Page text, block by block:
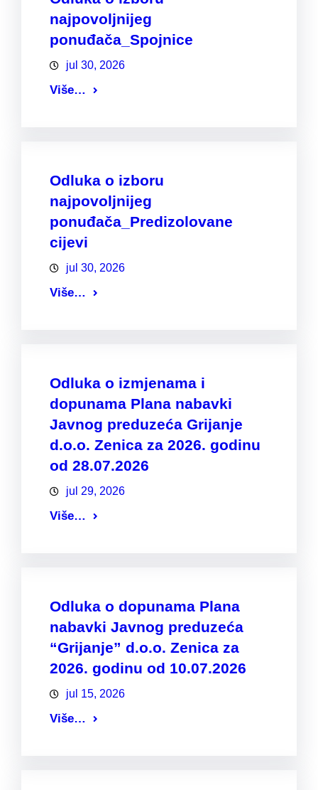
najpovoljnijeg
ponuđača_Spojnice
jul 30, 2026
Više…
Odluka o izboru
najpovoljnijeg
ponuđača_Predizolovane
cijevi
jul 30, 2026
Više…
Odluka o izmjenama i
dopunama Plana nabavki
Javnog preduzeća Grijanje
d.o.o. Zenica za 2026. godinu
od 28.07.2026
jul 29, 2026
Više…
Odluka o dopunama Plana
nabavki Javnog preduzeća
“Grijanje” d.o.o. Zenica za
2026. godinu od 10.07.2026
jul 15, 2026
Više…